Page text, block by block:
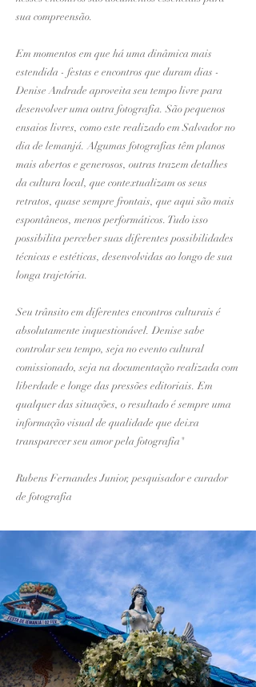
sua compreensão.
Em momentos em que há uma dinâmica mais
estendida - festas e encontros que duram dias -
Denise Andrade aproveita seu tempo livre para
desenvolver uma outra fotografia. São pequenos
ensaios livres, como este realizado em Salvador no
dia de lemanjá. Algumas fotografias têm planos
mais abertos e generosos, outras trazem detalhes
da cultura local, que contextualizam os seus
retratos, quase sempre frontais, que aqui são mais
espontâneos, menos performáticos. Tudo isso
possibilita perceber suas diferentes possibilidades
técnicas e estéticas, desenvolvidas ao longo de sua
longa trajetória.
Seu trânsito em diferentes encontros culturais é
absolutamente inquestionável. Denise sabe
controlar seu tempo, seja no evento cultural
comissionado, seja na documentação realizada com
liberdade e longe das pressões editoriais. Em
qualquer das situações, o resultado é sempre uma
informação visual de qualidade que deixa
transparecer seu amor pela fotografia"
Rubens Fernandes Junior, pesquisador e curador
de fotografia